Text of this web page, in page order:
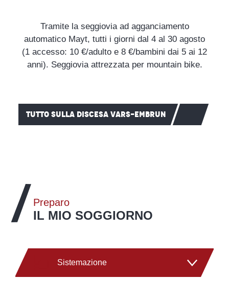
Tramite la seggiovia ad agganciamento
automatico Mayt, tutti i giorni dal 4 al 30 agosto
(1 accesso: 10 €/adulto e 8 €/bambini dai 5 ai 12
anni). Seggiovia attrezzata per mountain bike.
TUTTO SULLA DISCESA VARS-EMBRUN
Preparo
IL MIO SOGGIORNO
Sistemazione